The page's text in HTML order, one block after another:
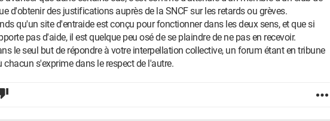
d'obtenir des justifications auprès de la SNCF sur les retards ou grèves.
qu'un site d'entraide est conçu pour fonctionner dans les deux sens, et que si
pas d'aide, il est quelque peu osé de se plaindre de ne pas en recevoir.
le seul but de répondre à votre interpellation collective, un forum étant en tribune
chacun s'exprime dans le respect de l'autre.